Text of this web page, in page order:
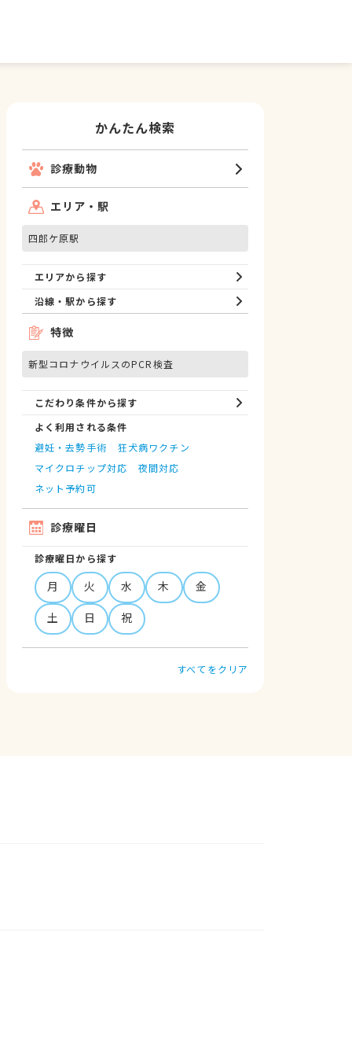
かんたん検索
診療動物
エリア・駅
四郎ケ原駅
エリアから探す
沿線・駅から探す
特徴
新型コロナウイルスのPCR検査
こだわり条件から探す
よく利用される条件
避妊・去勢手術
狂犬病ワクチン
マイクロチップ対応
夜間対応
ネット予約可
診療曜日
診療曜日から探す
月 火 水 木
金
土
日 祝
すべてをクリア